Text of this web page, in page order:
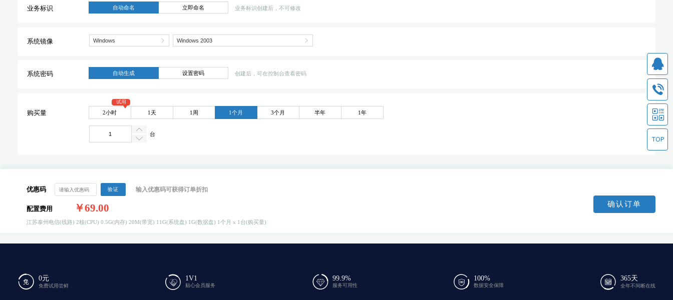
业务标识 自动命名 立即命名 业务标识创建后，不可修改
系统镜像
系统密码 自动生成 设置密码 创建后，可在控制台查看密码
购买量 2小时
试用
1天 1周 1个月 3个月 半年 1年
台
优惠码 验证 输入优惠码可获得订单折扣
配置费用 ￥69.00
江苏泰州电信(线路) 2核(CPU) 0.5G(内存) 20M(带宽) 11G(系统盘) 1G(数据盘) 1个月 x 1台(购买量)
确认订单
0元
免费试用尝鲜
1V1
贴心会员服务
99.9%
服务可用性
100%
数据安全保障
365天
全年不间断在线